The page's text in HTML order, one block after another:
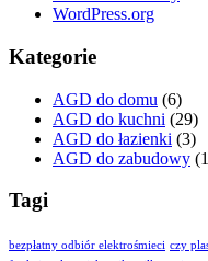
WordPress.org
Kategorie
AGD do domu (6)
AGD do kuchni (29)
AGD do łazienki (3)
AGD do zabudowy
Tagi
bezpłatny odbiór elektrośmieci czy